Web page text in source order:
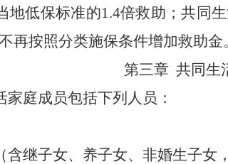
地低保标准的1.4倍救助；共同
再按照分类施保条件增加救助金
第三章 共同生
家庭成员包括下列人员：
含继子女、养子女、非婚生子女